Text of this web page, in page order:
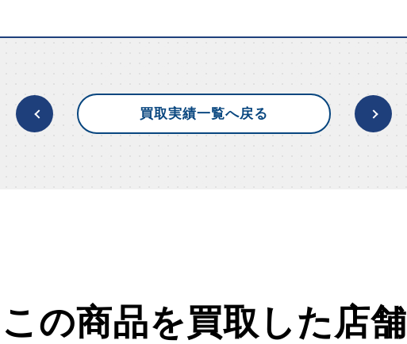
買取実績一覧へ戻る
この商品を買取した店舗